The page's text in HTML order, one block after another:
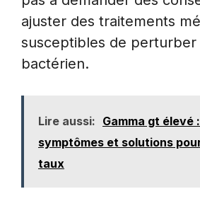
ajuster des traitements
susceptibles de perturber
bactérien.
Lire aussi: Gamma gt élevé
symptômes et solutions
taux